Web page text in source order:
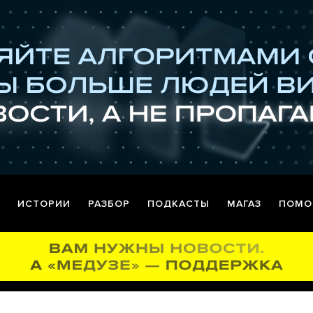
ИСТОРИИ РАЗБОР ПОДКАСТЫ МАГАЗ